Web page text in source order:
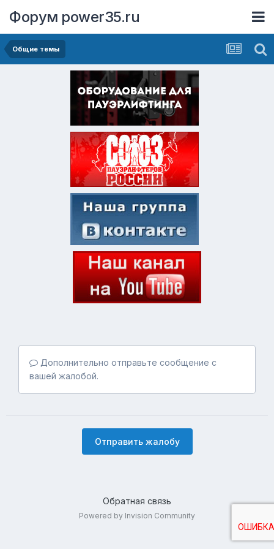
Форум power35.ru
Общие темы
Дополнительно отправьте сообщение с
вашей жалобой.
Отправить жалобу
Обратная связь
Powered by Invision Community